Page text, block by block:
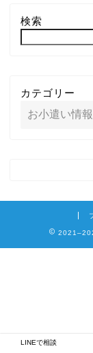
検索
カテゴリー
LINEで相談